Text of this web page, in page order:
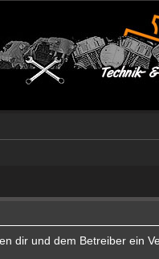
dir und dem Betreiber ein